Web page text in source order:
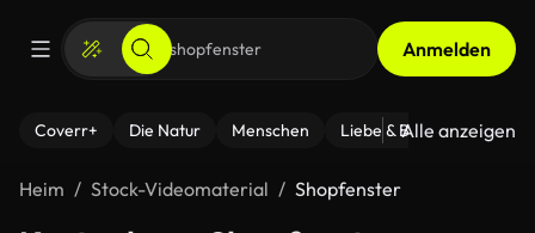
Anmelden
Coverr+ Die Natur Menschen Liebe & Beziehungen
Alle anzeigen
Heim Stock-Videomaterial Shopfenster